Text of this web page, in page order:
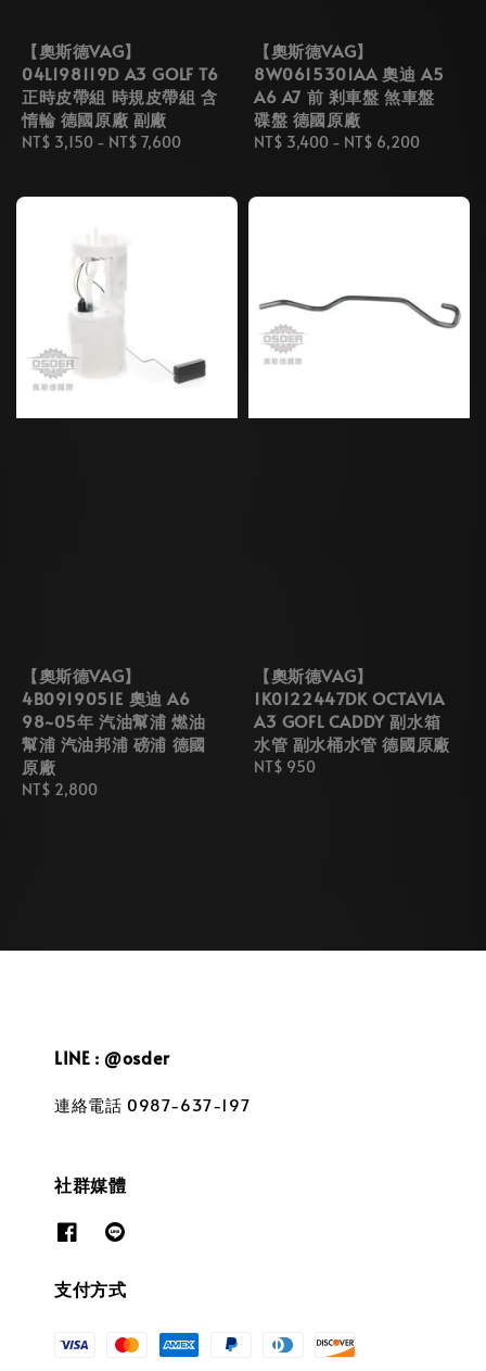
【奧斯德VAG】
04L198119D A3 GOLF T6
正時皮帶組 時規皮帶組 含
惰輪 德國原廠 副廠
Regular
NT$ 3,150 - NT$ 7,600
【奧斯德VAG】
8W0615301AA 奧迪 A5
A6 A7 前 剎車盤 煞車盤
碟盤 德國原廠
Regular
NT$ 3,400 - NT$ 6,200
【奧斯德VAG】
4B0919051E 奧迪 A6
98~05年 汽油幫浦 燃油
幫浦 汽油邦浦 磅浦 德國
原廠
Regular
NT$ 2,800
【奧斯德VAG】
1K0122447DK OCTAVIA
A3 GOFL CADDY 副水箱
水管 副水桶水管 德國原廠
Regular
NT$ 950
LINE : @osder
連絡電話 0987-637-197
社群媒體
支付方式